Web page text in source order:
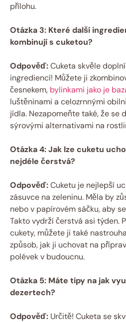
přílohu.
Otázka 3: Které další
kombinují s cuketou?
Odpověď:Cuketa skvěle
ingrediencí! Můžete ji
česnekem, bylinkami jako je
luštěninami a celozrnnými
jídla. Nezapomeňte také, že se
sýrovými alternativami na
Otázka 4: Jak lze cuketu
nejdéle čerstvá?
Odpověď:Cuketu je nejlepší
zásuvce na zeleninu. Měla by
nebo v papírovém sáčku, aby
Takto vydrží čerstvá asi týden.
cukety, můžete ji také
způsob, jak ji uchovat na
polévek v budoucnu.
Otázka 5: Máte tipy na jak
dezertech?
Odpověď: Určitě! Cuketa se